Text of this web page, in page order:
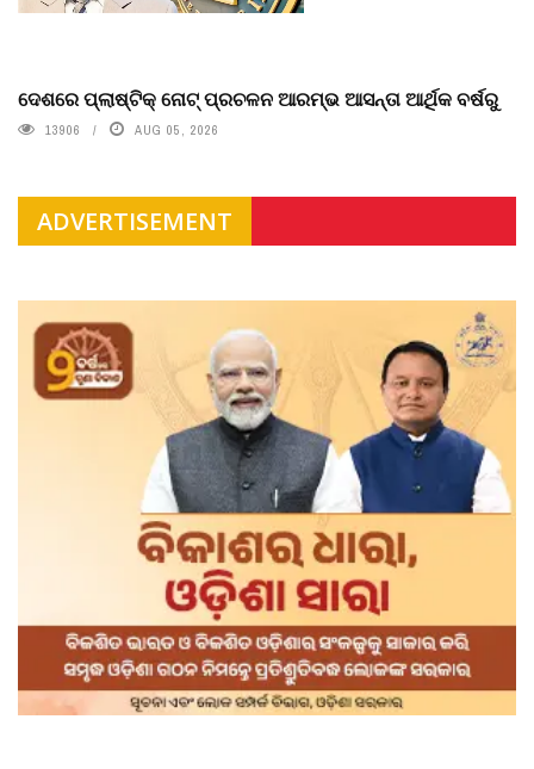
ଦେଶରେ ପ୍ଲାଷ୍ଟିକ୍ ନୋଟ୍‌ ପ୍ରଚଳନ ଆରମ୍ଭ ଆସନ୍ତା ଆର୍ଥିକ ବର୍ଷରୁ
13906 AUG 05, 2026
ADVERTISEMENT